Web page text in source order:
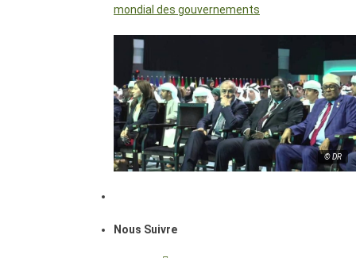
mondial des gouvernements
© DR
Nous Suivre